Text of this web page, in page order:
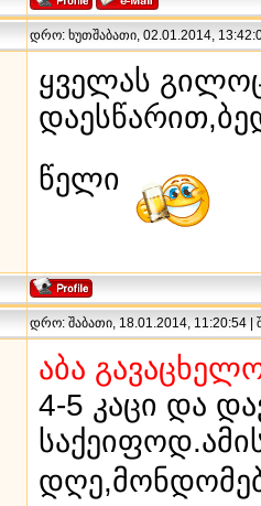
დრო: ხუთშაბათი, 02.01.2014,
ყველას
წელი
დრო: შაბათი, 18.01.2014, 11:20:54 |
აბა
4-5 კაცი და